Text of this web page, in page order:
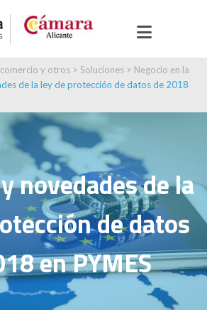
y otros > Soluciones > Negocio en la
de la ley de protección de datos de 2018
novedades de la
de datos
en PYMES